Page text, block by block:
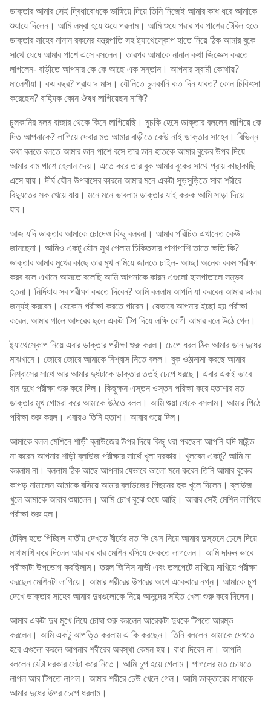
ডাক্তার আমার সেই দ্বিধাবোধকে ভাঙ্গিয়ে দিয়ে তিনি নিজেই আমার কাধ ধরে আমাকে
শুয়ায়ে দিলেন। আমি লম্বা হয়ে শুয়ে পরলাম। আমি শুয়ে পরার পর পাশের টেবিল হতে
ডাক্তার সাহেব নানান রকমের যন্ত্রপাতি সহ ষ্ট্যাথেস্কোপ হাতে নিয়ে ঠিক আমার বুকে
সাথে ঘেষে আমার পাশে এসে বসলেন। তারপর আমাকে নানান কথা জিজ্ঞেস করতে
লাগলেন- বাড়ীতে আপনার কে কে আছে এক সন্তান। আপনার স্বামী কোথায়?
মালেশীয়া। কয় বছর? প্রায় ৯ মাস। যৌনিতে চুলকানি কত দিন যাবত? কোন চিকিৎসা
করেছেন? বাহ্যিক কোন ঔষধ লাগিয়েছন নাকি?
চুলকানির মলম বাজার থেকে কিনে লাগিয়েছি। মুচকি হেসে ডাক্তার বললেন লাগিয়ে কে
দিত আপনাকে? লাগিয়ে দেবার মত আমার বাড়ীতে কেউ নাই ডাক্তার সাহেব। বিভিন্ন
কথা বলতে বলতে আমার ডান পাশে বসে তার ডান হাতকে আমার বুকের উপর দিয়ে
আমার বাম পাশে হেলান দেয়। এতে করে তার বুক আমার বুকের সাথে প্রায় কাছাকাছি
এসে যায়। দীর্ঘ যৌন উপবাসের কারনে আমার মনে একটা সুড়সুড়িতে সারা শরীরে
বিদ্যুতের সক খেয়ে যায়। মনে মনে ভাবলাম ডাক্তার যাই করুক আমি সাড়া দিয়ে
যাব।
আজ যদি ডাক্তার আমাকে চোদেও কিছু বলবনা। আমার পরিচিত এখানেত কেউ
জানছেনা। আমিও একটু যৌন সুখ পেলাম চিকিতসার পাশাপাশি তাতে ক্ষতি কি?
ডাক্তার আমার মুখের কাছে তার মুখ নামিয়ে জানতে চাইল- আচ্ছা অনেক রকম পরীক্ষা
করব বলে এখানে আসতে বলেছি আমি আপনাকে কারন এগুলো হাসপাতালে সম্ভব
হতনা। নির্দিধায় সব পরীক্ষা করতে দিবেন? আমি বললাম আপনি যা করবেন আমার ভালর
জন্যই করবেন। যেকোন পরীক্ষা করতে পারেন। যেভাবে আপনার ইচ্ছা হয় পরীক্ষা
করেন. আমার গালে আদরের ছলে একটা টিপ দিয়ে লক্ষি রোগী আমার বলে উঠে গেল।
ষ্ট্যাথেস্কোপ নিয়ে এবার ডাক্তার পরীক্ষা শুরু করল। চেপে ধরল ঠিক আমার ডান দুধের
মাঝখানে। জোরে জোরে আমাকে নিশ্বাস নিতে বলল। বুক ওঠানামা করছে আমার
নিশ্বাসের সাথে আর আমার দুধটাকে ডাক্তার ততই চেপে ধরছে। এবার একই ভাবে
বাম দুধে পরীক্ষা শুরু করে দিল। কিছুক্ষন এস্তন ওস্তন পরিক্ষা করে হতাশার মত
ডাক্তার মুখ গোমরা করে আমাকে উঠতে বলল। আমি শুয়া থেকে বসলাম। আমার পিঠে
পরিক্ষা শুরু করল। এবারও তিনি হতাশ। আবার শুয়ে দিল।
আমাকে বলল মেশিনে শাড়ী ব্লাউজের উপর দিয়ে কিছু ধরা পরছেনা আপনি যদি মাইন্ড
না করেন আপনার শাড়ী ব্লাউজ পরীক্ষার সার্থে খুলা দরকার। খুলবেন একটু? আমি না
করলাম না। বললাম ঠিক আছে আপনার যেভাবে ভালো মনে করেন তিনি আমার বুকের
কাপড় নামালেন আমাকে বসিয়ে আমার ব্লাউজের পিছনের হুক খুলে দিলেন। ব্লাউজ
খুলে আমাকে আবার শুয়ালেন। আমি চোখ বুঝে শুয়ে আছি। আবার সেই মেশিন লাগিয়ে
পরীক্ষা শুরু হল।
টেবিল হতে পিচ্ছিল যাতীয় দেখতে বীর্যের মত কি ঝেন নিয়ে আমার দুস্তনে ঢেলে দিয়ে
মাখামাখি করে দিলেন আর বার বার মেশিন বসিয়ে দেকতে লাগলেন। আমি দারুন ভাবে
পরীক্ষাটা উপভোগ করছিলাম। তরল জিনিস নাভী এবং তলপেটে মাখিয়ে মাখিয়ে পরীক্ষা
করছেন মেশিনটা লাগিয়ে। আমার শরীরের উপরের অংশ একেবারে নগ্ন। আমাকে চুপ
দেখে ডাক্তার সাহেব আমার দুধগুলোকে নিয়ে আনন্দের সহিত খেলা শুরু করে দিলেন।
আমার একটা দুধ মুখে নিয়ে চোষা শুরু করলেন আরেকটা দুধকে টিপতে আরম্ভ
করলেন। আমি একটু আপত্তি করলাম এ কি করছেন। তিনি বললেন আমাকে দেখতে
হবে এগুলো করলে আপনার শরীরের অবস্থা কেমন হয়। বাধা দিবেন না। আপনি
বললেন যেটা দরকার সেটা করে নিতে। আমি চুপ হয়ে গেলাম। পাগলের মত চোষতে
লাগল আর টিপতে লাগল। আমার শরীরে ঢেউ খেলে গেল। আমি ডাক্তারের মাথাকে
আমার দুধের উপর চেপে ধরলাম।